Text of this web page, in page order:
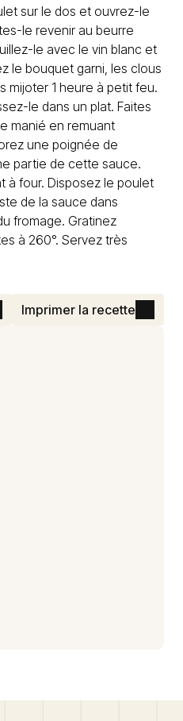
sur le dos et ouvrez-le
le revenir au beurre
le avec le vin blanc et
le bouquet garni, les clous
mijoter 1 heure à petit feu.
le dans un plat. Faites
manié en remuant
une poignée de
partie de cette sauce.
à four. Disposez le poulet
de la sauce dans
fromage. Gratinez
à 260°. Servez très
Imprimer la recette